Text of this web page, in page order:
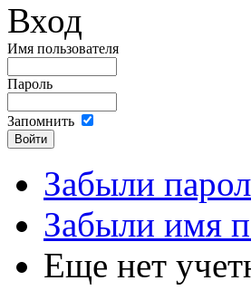
Вход
Имя пользователя
Пароль
Запомнить
Забыли
Забыли имя
Еще нет